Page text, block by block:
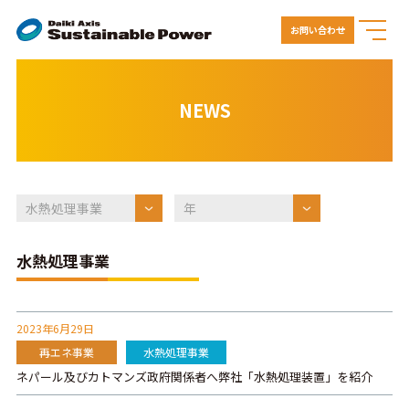
お問い合わせ
NEWS
水熱処理事業
2023年6月29日
再エネ事業
水熱処理事業
ネパール及びカトマンズ政府関係者へ弊社「水熱処理装置」を紹介